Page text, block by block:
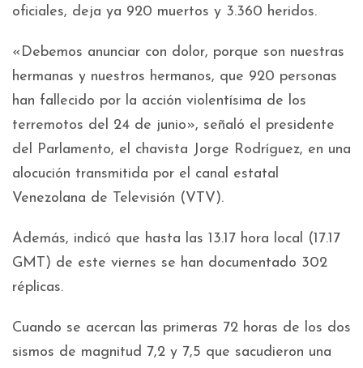
oficiales, deja ya 920 muertos y 3.360 heridos.
«Debemos anunciar con dolor, porque son nuestras
hermanas y nuestros hermanos, que 920 personas
han fallecido por la acción violentísima de los
terremotos del 24 de junio», señaló el presidente
del Parlamento, el chavista Jorge Rodríguez, en una
alocución transmitida por el canal estatal
Venezolana de Televisión (VTV).
Además, indicó que hasta las 13.17 hora local (17.17
GMT) de este viernes se han documentado 302
réplicas.
Cuando se acercan las primeras 72 horas de los dos
sismos de magnitud 7,2 y 7,5 que sacudieron una